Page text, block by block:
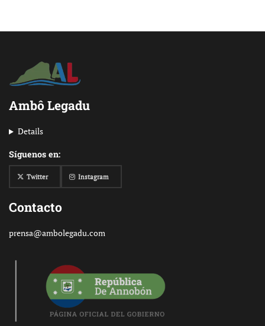
Ambô Legadu
Details
Síguenos en:
Twitter Instagram
Contacto
prensa@ambolegadu.com